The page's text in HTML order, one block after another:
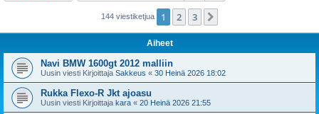
144 viestiketjua 1 2 3
Aiheet
Navi BMW 1600gt 2012 malliin
Uusin viesti Kirjoittaja Sakkeus « 30 Heinä 2026 18:02
Rukka Flexo-R Jkt ajoasu
Uusin viesti Kirjoittaja kara « 20 Heinä 2026 21:55